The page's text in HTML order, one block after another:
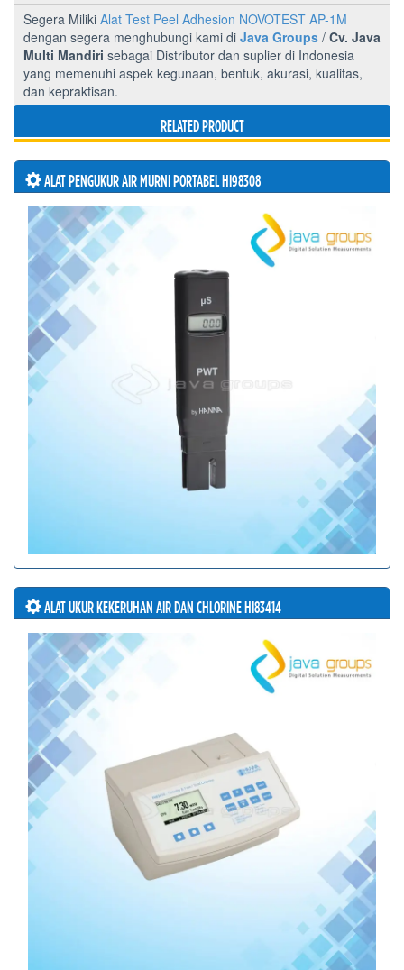
Segera Miliki Alat Test Peel Adhesion NOVOTEST AP-1M
dengan segera menghubungi kami di Java Groups / Cv. Java
Multi Mandiri sebagai Distributor dan suplier di Indonesia
yang memenuhi aspek kegunaan, bentuk, akurasi, kualitas,
dan kepraktisan.
RELATED PRODUCT
ALAT PENGUKUR AIR MURNI PORTABEL HI98308
ALAT UKUR KEKERUHAN AIR DAN CHLORINE HI83414